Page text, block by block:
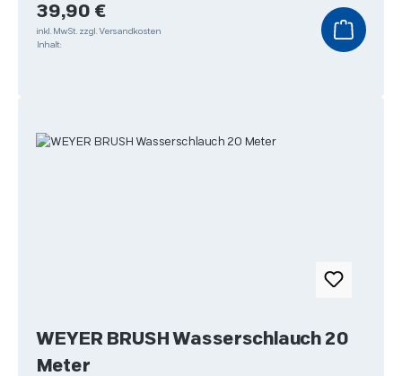
Regulärer Preis:
39,90 €
inkl. MwSt. zzgl. Versandkosten
Inhalt:
WEYER BRUSH Wasserschlauch 20
Meter